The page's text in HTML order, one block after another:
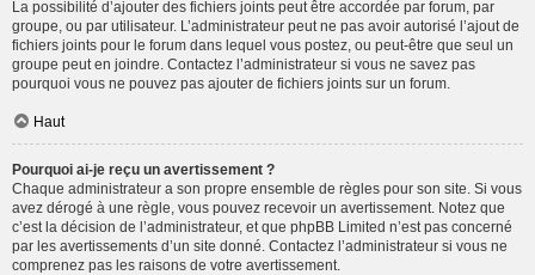
La possibilité d’ajouter des fichiers joints peut être accordée par forum, par
groupe, ou par utilisateur. L’administrateur peut ne pas avoir autorisé l’ajout de
fichiers joints pour le forum dans lequel vous postez, ou peut-être que seul un
groupe peut en joindre. Contactez l’administrateur si vous ne savez pas
pourquoi vous ne pouvez pas ajouter de fichiers joints sur un forum.
Haut
Pourquoi ai-je reçu un avertissement ?
Chaque administrateur a son propre ensemble de règles pour son site. Si vous
avez dérogé à une règle, vous pouvez recevoir un avertissement. Notez que
c’est la décision de l’administrateur, et que phpBB Limited n’est pas concerné
par les avertissements d’un site donné. Contactez l’administrateur si vous ne
comprenez pas les raisons de votre avertissement.